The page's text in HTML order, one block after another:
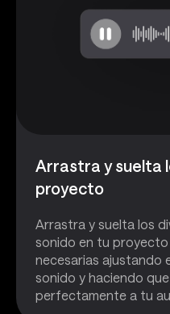
Arrastra y suelta
proyecto
Arrastra y suelta los
sonido en tu proyecto
necesarias ajustando
sonido y haciendo
perfectamente a tu